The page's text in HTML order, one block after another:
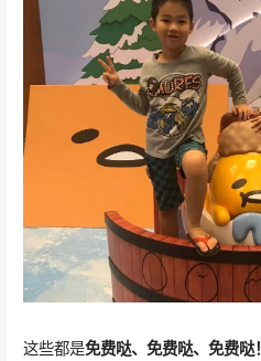
这些都是免费哒、免费哒、免费哒！